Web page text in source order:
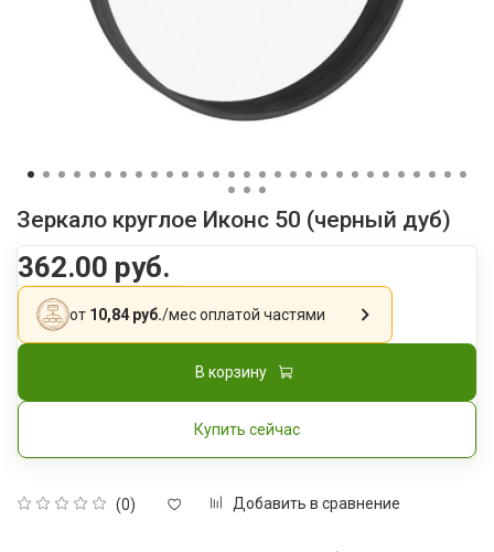
Зеркало круглое Иконс 50 (черный дуб)
(0) Добавить в сравнение
362.00 руб.
от 10,84 руб./месоплатой частями
В корзину
Купить сейчас